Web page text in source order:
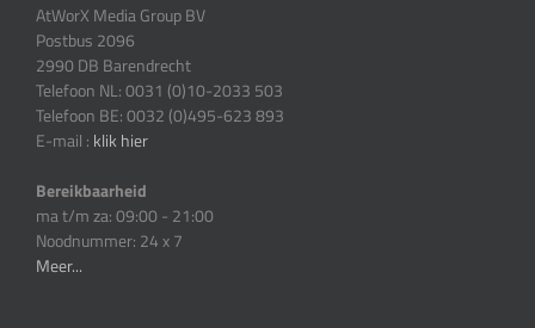
AtWorX Media Group BV
Postbus 2096
2990 DB Barendrecht
Telefoon NL: 0031 (0)10-2033 503
Telefoon BE: 0032 (0)495-623 893
E-mail : klik hier
Bereikbaarheid
ma t/m za: 09:00 - 21:00
Noodnummer: 24 x 7
Meer...